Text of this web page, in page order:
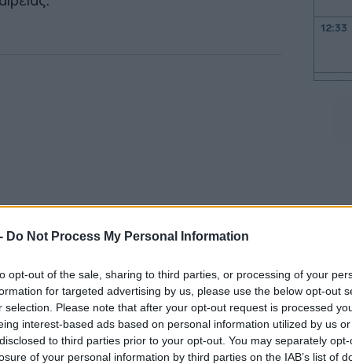
Do Not Process My Personal Information
opt-out of the sale, sharing to third parties, or processing of your
for targeted advertising by us, please use the below opt-out
selection. Please note that after your opt-out request is processed
interest-based ads based on personal information utilized by us
to third parties prior to your opt-out. You may separately
of your personal information by third parties on the IAB’s list of
– διψήφια ανάπτυξη
12:33
12:33
12:04